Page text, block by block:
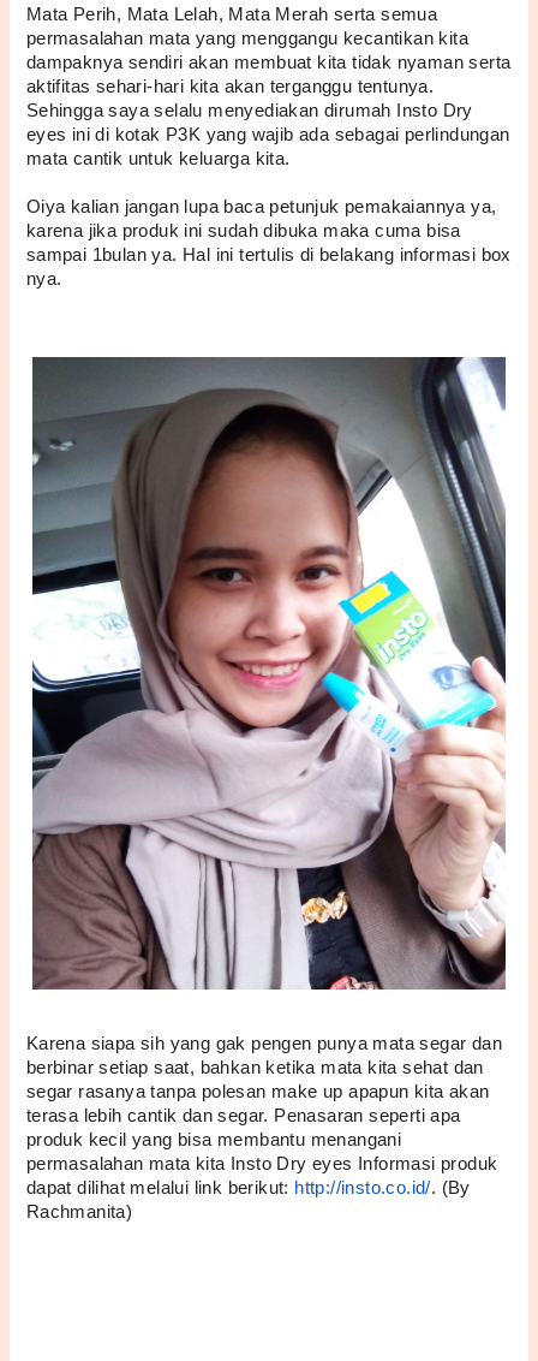
Mata Perih, Mata Lelah, Mata Merah serta semua
permasalahan mata yang menggangu kecantikan kita
dampaknya sendiri akan membuat kita tidak nyaman serta
aktifitas sehari-hari kita akan terganggu tentunya.
Sehingga saya selalu menyediakan dirumah Insto Dry
eyes ini di kotak P3K yang wajib ada sebagai perlindungan
mata cantik untuk keluarga kita.
Oiya kalian jangan lupa baca petunjuk pemakaiannya ya,
karena jika produk ini sudah dibuka maka cuma bisa
sampai 1bulan ya. Hal ini tertulis di belakang informasi box
nya.
Karena siapa sih yang gak pengen punya mata segar dan
berbinar setiap saat, bahkan ketika mata kita sehat dan
segar rasanya tanpa polesan make up apapun kita akan
terasa lebih cantik dan segar. Penasaran seperti apa
produk kecil yang bisa membantu menangani
permasalahan mata kita Insto Dry eyes Informasi produk
dapat dilihat melalui link berikut: http://insto.co.id/. (By
Rachmanita)